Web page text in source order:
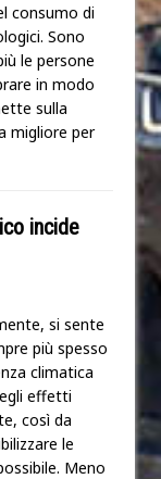
consumo di
Sono
le persone
in modo
sulla
migliore per
incide
si sente
più spesso
climatica
effetti
così da
le
Meno